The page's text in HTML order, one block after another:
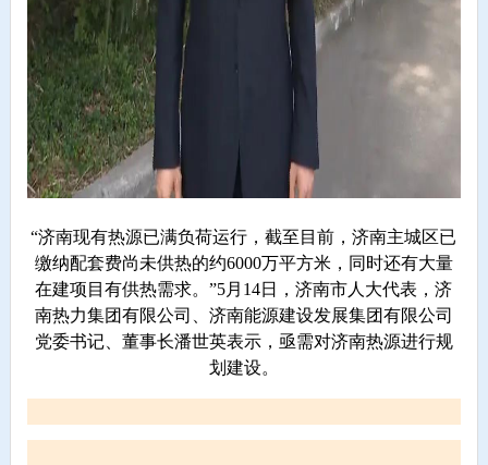
“济南现有热源已满负荷运行，截至目前，济南主城区已
缴纳配套费尚未供热的约6000万平方米，同时还有大量
在建项目有供热需求。”5月14日，济南市人大代表，济
南热力集团有限公司、济南能源建设发展集团有限公司
党委书记、董事长潘世英表示，亟需对济南热源进行规
划建设。